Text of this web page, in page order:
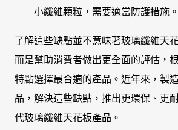
小纖維顆粒，需要適當防護措施。
了解這些缺點並不意味著玻璃纖維天
而是幫助消費者做出更全面的評估，
特點選擇最合適的產品。近年來，製
品，解決這些缺點，推出更環保、更
代玻璃纖維天花板產品。